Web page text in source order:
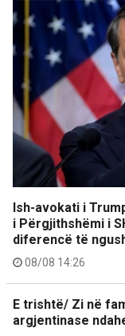
Ish-avokati i
i Përgjithshëmi i
diferencë të
08/08 14:26
E trishtë/ Zi në
argjentinase